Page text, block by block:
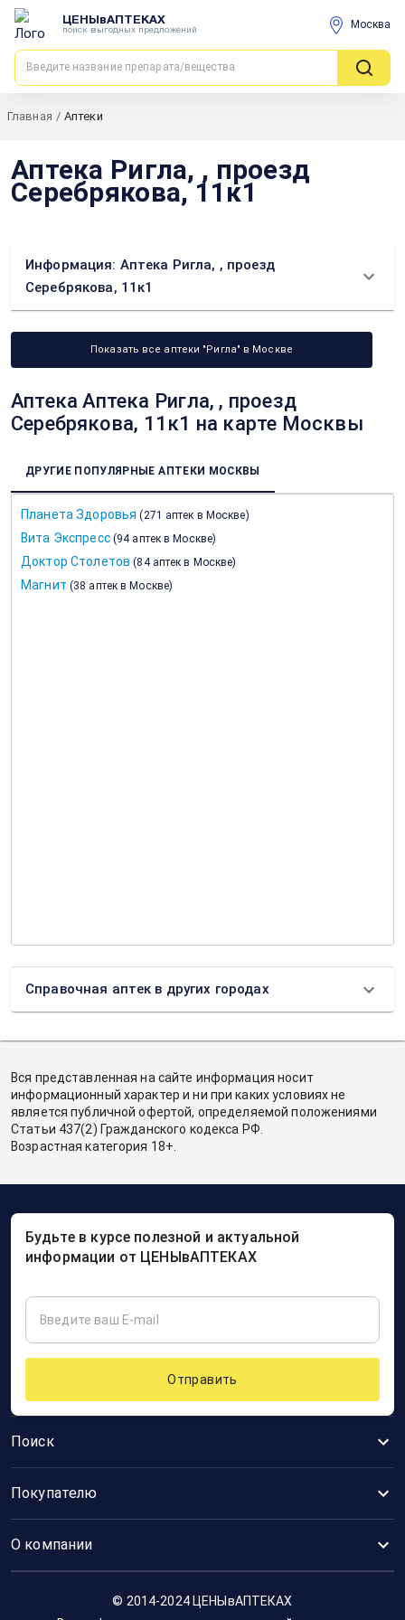
ЦЕНЫвАПТЕКАХ
поиск выгодных предложений Москва
Главная / Аптеки
Аптека Ригла, , проезд
Серебрякова, 11к1
Информация: Аптека Ригла, , проезд
Серебрякова, 11к1
Показать все аптеки "Ригла" в Москве
Аптека Аптека Ригла, , проезд
Серебрякова, 11к1 на карте Москвы
ДРУГИЕ ПОПУЛЯРНЫЕ АПТЕКИ МОСКВЫ
Планета Здоровья (271 аптек в Москве)
Вита Экспресс (94 аптек в Москве)
Доктор Столетов (84 аптек в Москве)
Магнит (38 аптек в Москве)
Справочная аптек в других городах
Вся представленная на сайте информация носит
информационный характер и ни при каких условиях не
является публичной офертой, определяемой положениями
Статьи 437(2) Гражданского кодекса РФ.
Возрастная категория 18+.
Поиск
Покупателю
О компании
Будьте в курсе полезной и актуальной
информации от ЦЕНЫвАПТЕКАХ
Отправить
© 2014-2024 ЦЕНЫвАПТЕКАХ